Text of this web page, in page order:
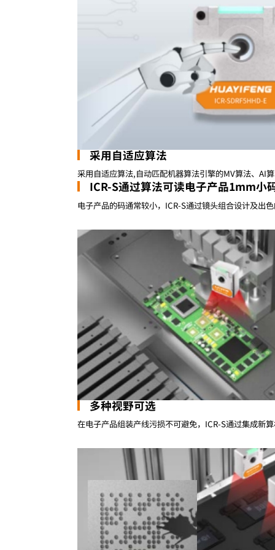
采用自适应算法
采用自适应算法,自动匹配机器算法引擎的MV算法、AI
ICR-S通过算法可读电子产品1mm小
电子产品的码通常较小，ICR-S通过镜头组合设计及出
多种视野可选
在电子产品组装产线污损不可避免，ICR-S通过集成新